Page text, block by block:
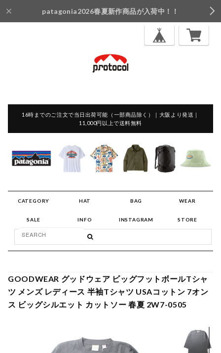
patagonia2026春夏新作商品が入荷中！！
16時までのご注文で当日出荷可能（一部商品除く）｜大阪より発送｜
11,000円以上で送料無料
CATEGORY HAT BAG WEAR
SALE INFO INSTAGRAM STORE
GOODWEAR グッドウェア ビッグフットボールTシャ
ツ メンズ レディース 半袖Tシャツ USAコットン 7オン
ス ビッグシルエット カットソー 春夏 2W7-0505